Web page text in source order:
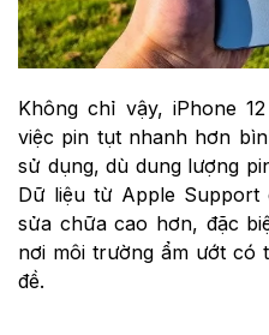
Không chỉ vậy, iPhone
việc pin tụt nhanh hơn
sử dụng, dù dung lượng
Dữ liệu từ Apple
sửa chữa cao hơn, đặc
nơi môi trường ẩm ướt có
đề.